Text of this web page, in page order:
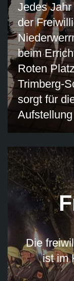
Jedes
der
beim
Roten
Trimberg-
sorgt für
Die
ist im